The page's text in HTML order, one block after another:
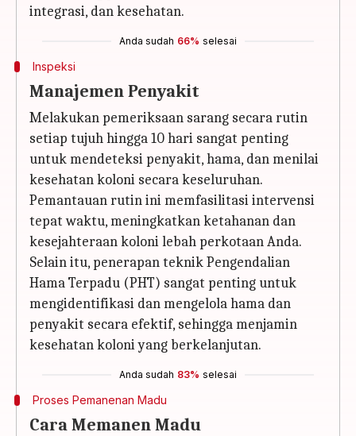
integrasi, dan kesehatan.
Anda sudah 66% selesai
Inspeksi
Manajemen Penyakit
Melakukan pemeriksaan sarang secara rutin
setiap tujuh hingga 10 hari sangat penting
untuk mendeteksi penyakit, hama, dan menilai
kesehatan koloni secara keseluruhan.
Pemantauan rutin ini memfasilitasi intervensi
tepat waktu, meningkatkan ketahanan dan
kesejahteraan koloni lebah perkotaan Anda.
Selain itu, penerapan teknik Pengendalian
Hama Terpadu (PHT) sangat penting untuk
mengidentifikasi dan mengelola hama dan
penyakit secara efektif, sehingga menjamin
kesehatan koloni yang berkelanjutan.
Anda sudah 83% selesai
Proses Pemanenan Madu
Cara Memanen Madu